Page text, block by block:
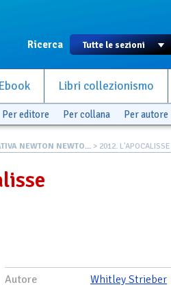
Ricerca
Ebook Libri collezionismo
Per editore Per collana Per autore
NEWTON NEWTO... > 2012. L'APOCALISSE
Autore
Whitley Strieber